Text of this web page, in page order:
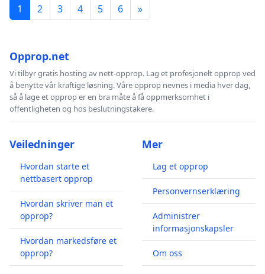
1 2 3 4 5 6 »
Opprop.net
Vi tilbyr gratis hosting av nett-opprop. Lag et profesjonelt opprop ved
å benytte vår kraftige løsning. Våre opprop nevnes i media hver dag,
så å lage et opprop er en bra måte å få oppmerksomhet i
offentligheten og hos beslutningstakere.
Veiledninger
Hvordan starte et
nettbasert opprop
Hvordan skriver man et
opprop?
Hvordan markedsføre et
opprop?
Mer
Lag et opprop
Personvernserklæring
Administrer
informasjonskapsler
Om oss